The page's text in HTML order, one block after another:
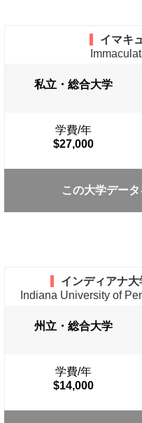
イマキ
私立・総合大学
学費/年
$27,000
この大学デー
インディアナ
Indiana University of
州立・総合大学
学費/年
$14,000